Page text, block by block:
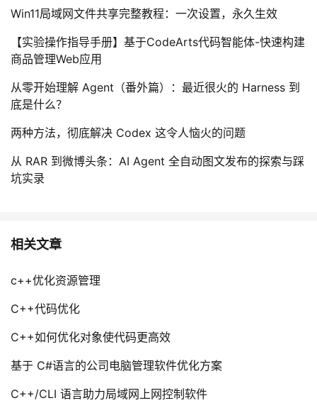
Win11局域网文件共享完整教程：一次设置，永久生效
【实验操作指导手册】基于CodeArts代码智能体-快速构建
商品管理Web应用
从零开始理解 Agent（番外篇）：最近很火的 Harness 到
底是什么？
两种方法，彻底解决 Codex 这令人恼火的问题
从 RAR 到微博头条：AI Agent 全自动图文发布的探索与踩
坑实录
相关文章
c++优化资源管理
C++代码优化
C++如何优化对象使代码更高效
基于 C#语言的公司电脑管理软件优化方案
C++/CLI 语言助力局域网上网控制软件